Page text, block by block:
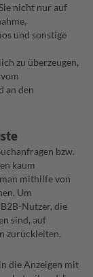
nicht nur auf
und sonstige
zu überzeugen,
an den
bzw.
kaum
mithilfe von
Um
Nutzer, die
sind, auf
zurückleiten.
die Anzeigen mit